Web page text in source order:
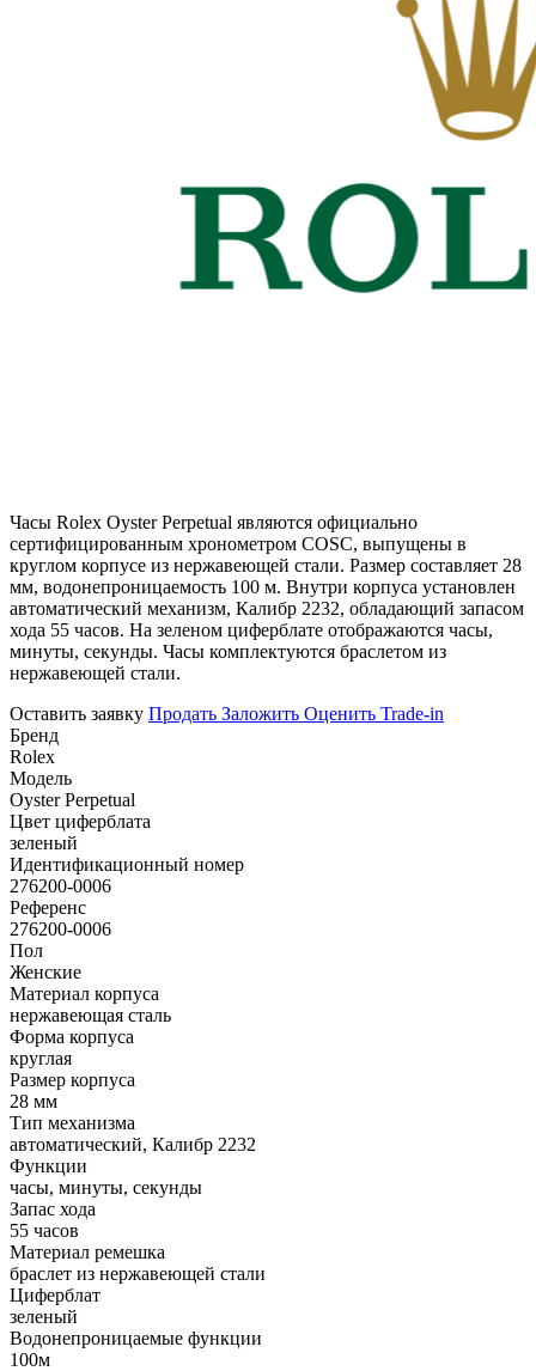
Часы Rolex Oyster Perpetual являются официально
сертифицированным хронометром COSC, выпущены в
круглом корпусе из нержавеющей стали. Размер составляет 28
мм, водонепроницаемость 100 м. Внутри корпуса установлен
автоматический механизм, Калибр 2232, обладающий запасом
хода 55 часов. На зеленом циферблате отображаются часы,
минуты, секунды. Часы комплектуются браслетом из
нержавеющей стали.
Оставить заявку Продать Заложить Оценить Trade-in
Бренд
Rolex
Модель
Oyster Perpetual
Цвет циферблата
зеленый
Идентификационный номер
276200-0006
Референс
276200-0006
Пол
Женские
Материал корпуса
нержавеющая сталь
Форма корпуса
круглая
Размер корпуса
28 мм
Тип механизма
автоматический, Калибр 2232
Функции
часы, минуты, секунды
Запас хода
55 часов
Материал ремешка
браслет из нержавеющей стали
Циферблат
зеленый
Водонепроницаемые функции
100м